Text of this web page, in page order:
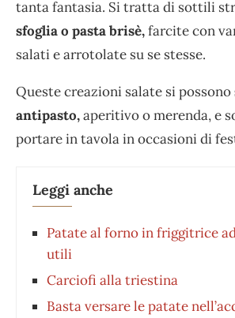
tanta fantasia. Si tratta di sottili
sfoglia o pasta brisè,farcite con
salati e arrotolate su se stesse.
Queste creazioni salate si possono
antipasto,aperitivo o merenda, e
portare in tavola in occasioni di
Leggi anche
Patate al forno in friggitrice
utili
Carciofi alla triestina
Basta versare le patate